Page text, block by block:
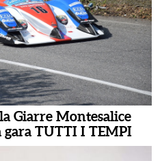
Giarre Montesalice
TUTTI I TEMPI